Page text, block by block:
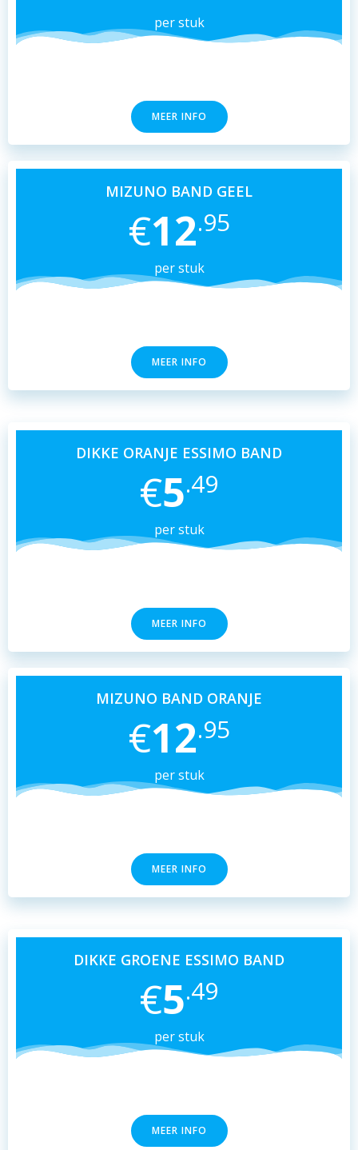
per stuk
MEER INFO
MIZUNO BAND GEEL
€12.95
per stuk
MEER INFO
DIKKE ORANJE ESSIMO BAND
€5.49
per stuk
MEER INFO
MIZUNO BAND ORANJE
€12.95
per stuk
MEER INFO
DIKKE GROENE ESSIMO BAND
€5.49
per stuk
MEER INFO